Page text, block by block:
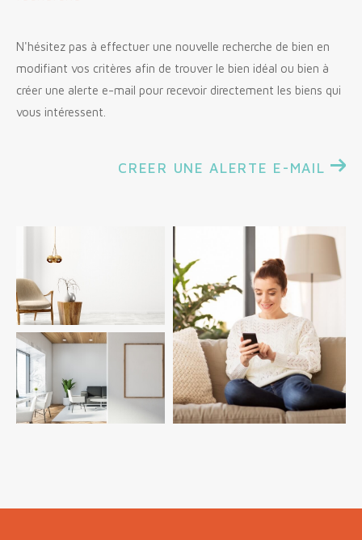
N'hésitez pas à effectuer une nouvelle recherche de bien en
modifiant vos critères afin de trouver le bien idéal ou bien à
créer une alerte e-mail pour recevoir directement les biens qui
vous intéressent.
CREER UNE ALERTE E-MAIL
Budget
Surface
AFFINER LES CRITÈRES
TERRASSE PARKING
PISCINE
FILTRER PAR
COUPS DE COEUR
RECHERCHER